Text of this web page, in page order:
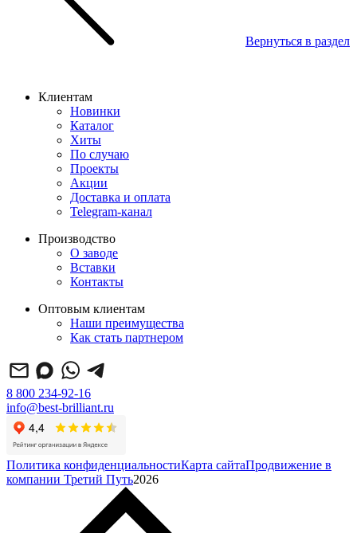
Вернуться в раздел
Клиентам
Новинки
Каталог
Хиты
По случаю
Проекты
Акции
Доставка и оплата
Telegram-канал
Производство
О заводе
Вставки
Контакты
Оптовым клиентам
Наши преимущества
Как стать партнером
8 800 234-92-16
info@best-brilliant.ru
Политика конфиденциальностиКарта сайтаПродвижение в
компании Третий Путь2026